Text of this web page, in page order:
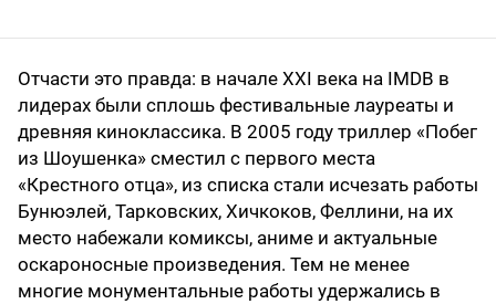
Отчасти это правда: в начале XXI века на IMDB в
лидерах были сплошь фестивальные лауреаты и
древняя киноклассика. В 2005 году триллер «Побег
из Шоушенка» сместил с первого места
«Крестного отца», из списка стали исчезать работы
Бунюэлей, Тарковских, Хичкоков, Феллини, на их
место набежали комиксы, аниме и актуальные
оскароносные произведения. Тем не менее
многие монументальные работы удержались в